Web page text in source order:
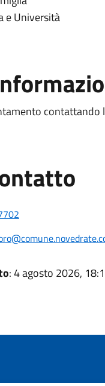
e Università
contattando
: 4 agosto 2026,